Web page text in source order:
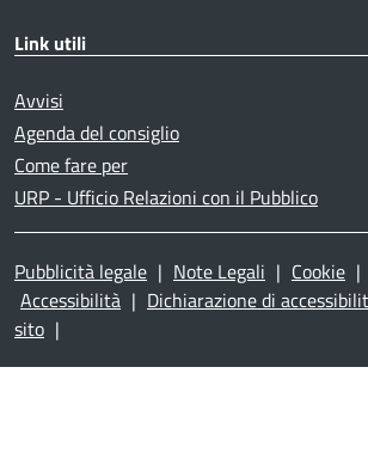
Link utili
Avvisi
Agenda del consiglio
Come fare per
URP - Ufficio Relazioni con il Pubblico
Pubblicità legale | Note Legali | Cookie |
Accessibilità | Dichiarazione di
sito |